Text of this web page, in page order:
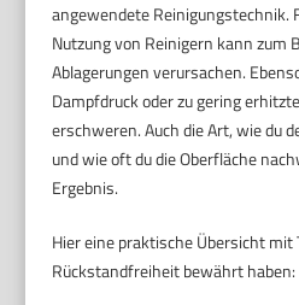
angewendete Reinigungstechnik.
Nutzung von Reinigern kann zum
Ablagerungen verursachen.
Dampfdruck oder zu gering
erschweren. Auch die Art, wie du
und wie oft du die Oberfläche
Ergebnis.
Hier eine praktische Übersicht mit
Rückstandfreiheit bewährt haben: